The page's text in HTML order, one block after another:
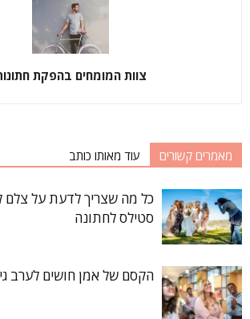
צוות המומחים בהפקת
מאמרים קשורים עוד מאותו כותב
כל מה שצריך לדעת על צלם
סטילס לחתונה
הקסם של אמן חושים לערב